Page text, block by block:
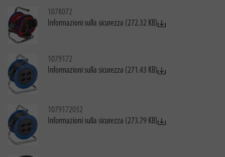
1078072
Informazioni sulla sicurezza (272.32 KB)
1079172
Informazioni sulla sicurezza (271.43 KB)
1079172032
Informazioni sulla sicurezza (273.79 KB)